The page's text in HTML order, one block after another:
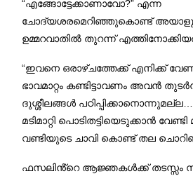
“എങ്ങോട്ടേക്കാണാവോ?” എന്ന
ചോദ്യശരമെറിഞ്ഞുകൊണ്ട്
ഉമ്മറവാതിൽ തുറന്ന്
“ഇവനെ ഒരാഴ്ചത്തേക്ക് എനിക്ക്
ഭാവമാറ്റം കണ്ടിട്ടാവണം അവൻ
ദുശ്ശീലങ്ങൾ
മടിമാറ്റി പൊടിതട്ടിയെടുക്കാൻ
വണ്ടിയുടെ ചാവി കൊണ്ട് തല
ഫസലിൻ്റെ ആജ്ഞകൾക്ക് തടസ്സം